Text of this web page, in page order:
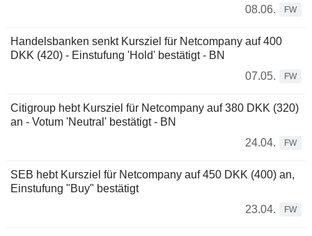
08.06.
FW
Handelsbanken senkt Kursziel für Netcompany auf 400
DKK (420) - Einstufung 'Hold' bestätigt - BN
07.05.
FW
Citigroup hebt Kursziel für Netcompany auf 380 DKK (320)
an - Votum 'Neutral' bestätigt - BN
24.04.
FW
SEB hebt Kursziel für Netcompany auf 450 DKK (400) an,
Einstufung "Buy" bestätigt
23.04.
FW